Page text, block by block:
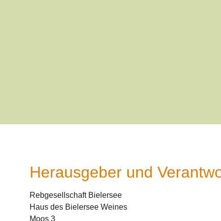
Herausgeber und
Rebgesellschaft Bielersee
Haus des Bielersee Weines
Moos 3